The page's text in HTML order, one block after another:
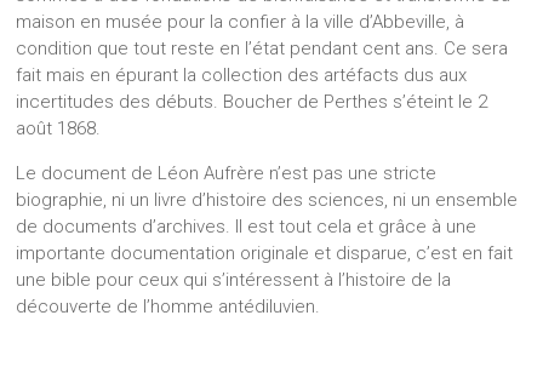
maison en musée pour la confier à la ville d’Abbeville, à
condition que tout reste en l’état pendant cent ans. Ce sera
fait mais en épurant la collection des artéfacts dus aux
incertitudes des débuts. Boucher de Perthes s’éteint le 2
août 1868.
Le document de Léon Aufrère n’est pas une stricte
biographie, ni un livre d’histoire des sciences, ni un ensemble
de documents d’archives. Il est tout cela et grâce à une
importante documentation originale et disparue, c’est en fait
une bible pour ceux qui s’intéressent à l’histoire de la
découverte de l’homme antédiluvien.